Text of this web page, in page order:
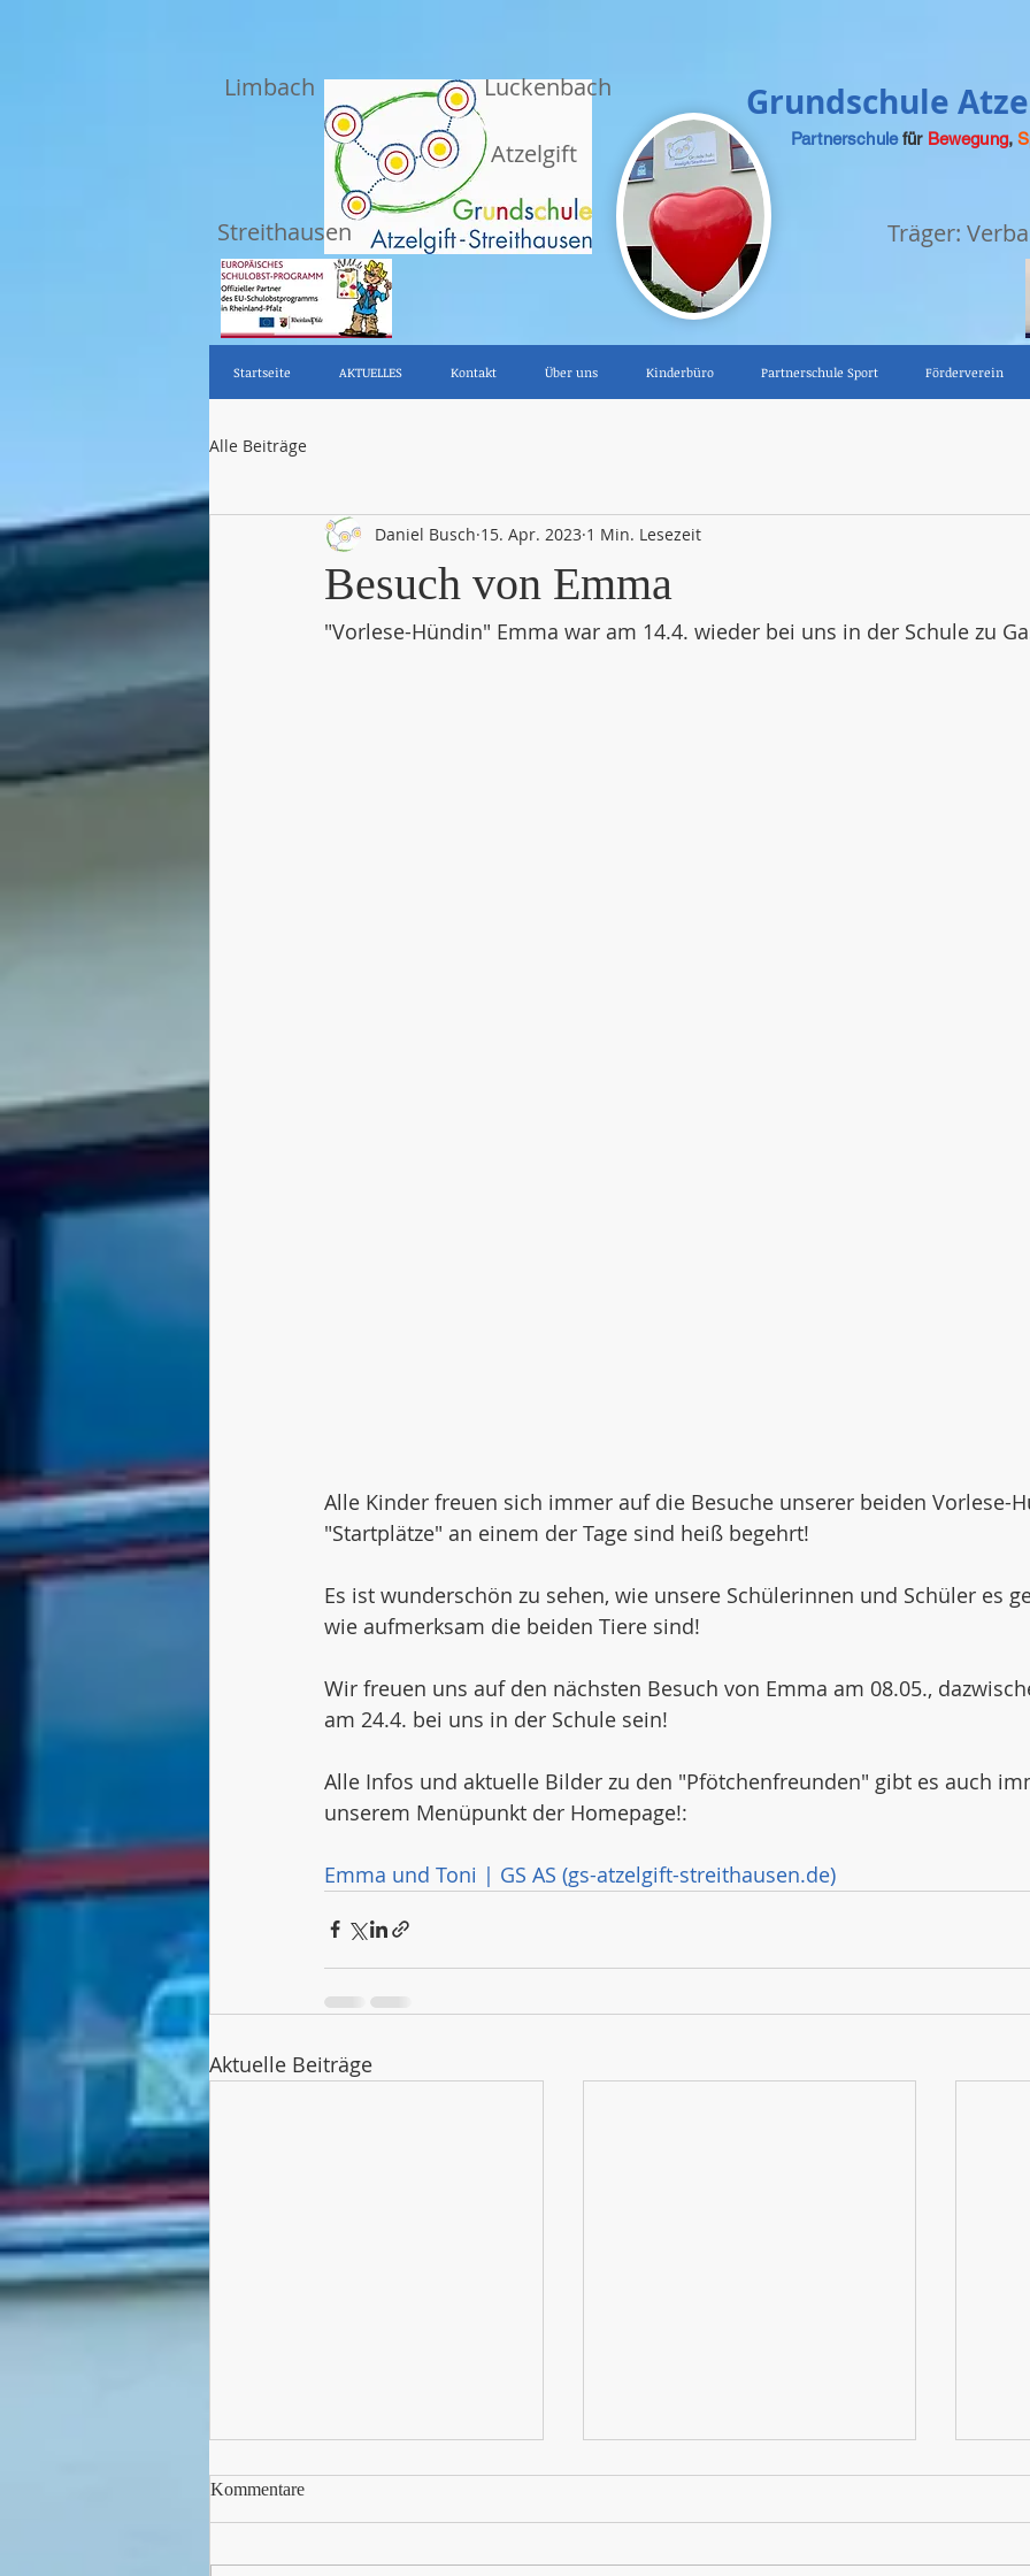
Limbach
Streithausen
Grundschule
Träger:
Luckenbach
Atzelgift Partnerschulefür Bewegung,
Startseite AKTUELLES Kontakt Über uns Kinderbüro Partnerschule Sport Förderverein
Alle Beiträge
Besuch von Emma
Daniel Busch 15. Apr. 2023 1 Min. Lesezeit
"Vorlese-Hündin" Emma war am 14.4. wieder bei uns in der Schule zu
Alle Kinder freuen sich immer auf die Besuche unserer beiden Vorlese-
"Startplätze" an einem der Tage sind heiß begehrt!
Es ist wunderschön zu sehen, wie unsere Schülerinnen und Schüler es
wie aufmerksam die beiden Tiere sind!
Wir freuen uns auf den nächsten Besuch von Emma am 08.05.,
am 24.4. bei uns in der Schule sein!
Alle Infos und aktuelle Bilder zu den "Pfötchenfreunden" gibt es auch
unserem Menüpunkt der Homepage!:
Emma und Toni | GS AS (gs-atzelgift-streithausen.de)
Aktuelle Beiträge
Kommentare